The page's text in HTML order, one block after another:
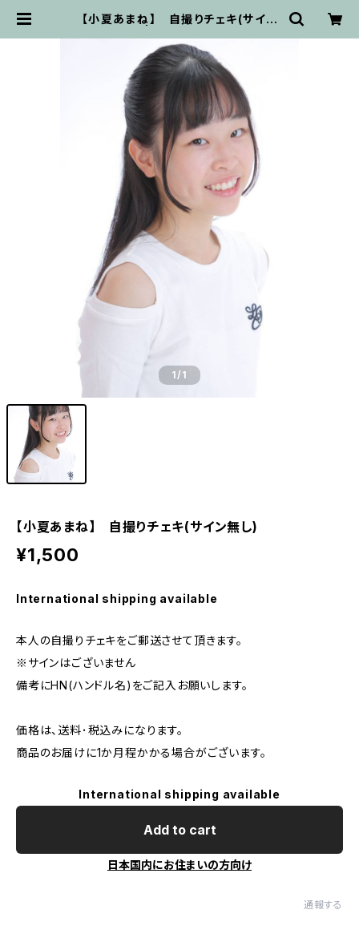
【小夏あまね】 自撮りチェキ(サイン
1/1
【小夏あまね】 自撮りチェキ(サイン無し)
¥1,500
International shipping available
本人の自撮りチェキをご郵送させて頂きます。
※サインはございません
備考にHN(ハンドル名)をご記入お願いします。
価格は、送料･税込みになります。
商品のお届けに1か月程かかる場合がございます。
International shipping available
Add to cart
日本国内にお住まいの方向け
通報する